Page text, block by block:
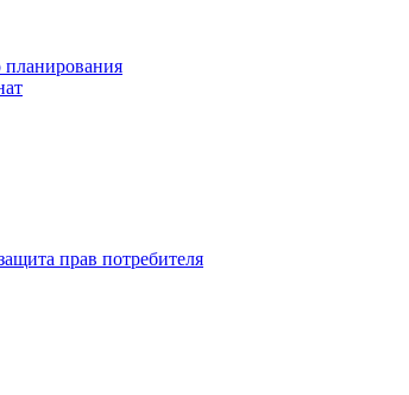
планирования
прав потребителя